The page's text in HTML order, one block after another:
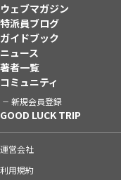
ウェブマガジン
特派員ブログ
ガイドブック
ニュース
著者一覧
コミュニティ
新規会員登録
GOOD LUCK TRIP
運営会社
利用規約